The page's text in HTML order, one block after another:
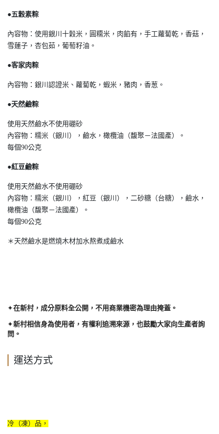
●五穀素粽
內容物：使用銀川十穀米，圓糥米，肉餡有，手工蘿蔔乾，香菇，
雪蓮子，杏包茹，葡萄籽油。
●客家肉粽
內容物：銀川認證米、蘿蔔乾，蝦米，豬肉，香葱。
●天然鹼粽
使用天然鹼水不使用硼砂
內容物：糯米（銀川），鹼水，橄欖油（馥聚－法國產）。
每個90公克
●紅豆鹼粽
使用天然鹼水不使用硼砂
內容物：糯米（銀川），紅豆（銀川），二砂糖（台糖），鹼水，
橄欖油（馥聚－法國產）。
每個90公克
＊天然鹼水是燃燒木材加水熬煮成鹼水
✦在新村，成分原料全公開，不用商業機密為理由掩蓋。
✦新村相信身為使用者，有權利追溯來源，也鼓勵大家向生產者詢
問。
運送方式
冷（凍）品，